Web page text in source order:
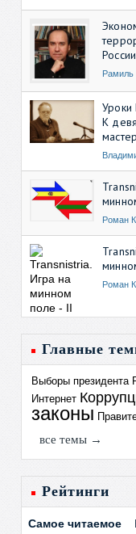
Рамиль
К
Роман
Роман
Главные
Выборы президента
Интернет
законы
все темы →
Рейтинги
Самое читаемое